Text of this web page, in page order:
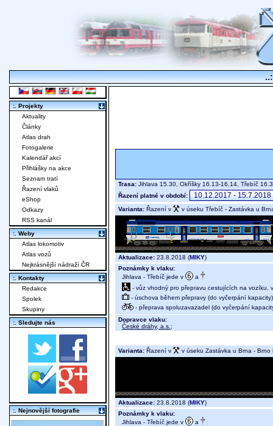
Trasa: Jihlava 15.30, Okříšky 16.13-16.14, Třebíč
Řazení platné v období:
Varianta: Řazení v v úseku Třebíč - Zastávka u
Aktualizace: 23.8.2018 (MIKY)
Poznámky k vlaku:
Jihlava - Třebíč jede v
a
- vůz vhodný pro přepravu cestujících na vozíku,
- úschova během přepravy (do vyčerpání kapacity)
- přeprava spoluzavazadel (do vyčerpání
Dopravce vlaku:
České dráhy, a.s. ;
Varianta: Řazení v v úseku Zastávka u Brna - Brno
Aktualizace: 23.8.2018 (MIKY)
Poznámky k vlaku:
Jihlava - Třebíč jede v
a
:. Projekty
Aktuality
Články
Atlas drah
Fotogalerie
Kalendář akcí
Přihlášky na akce
Seznam tratí
Řazení vlaků
eShop
Odkazy
RSS kanál
:. Weby
Atlas lokomotiv
Atlas vozů
Nejkrásnější nádraží ČR
:. Kontakty
Redakce
Spolek
Skupiny
:. Sledujte nás
:. Nejnovější fotografie